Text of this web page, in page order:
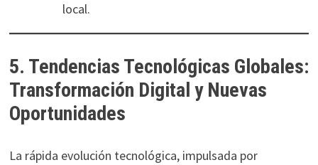
local.
5. Tendencias Tecnológicas Globales:
Transformación Digital y Nuevas
Oportunidades
La rápida evolución tecnológica, impulsada por